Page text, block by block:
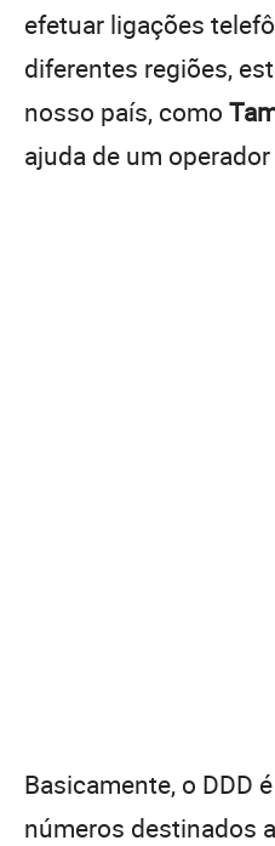
efetuar ligações
diferentes regiões,
nosso país, como
ajuda de um
Basicamente, o DDD
números destinados